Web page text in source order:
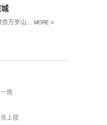
万岁山… MORE »
晚
上楼